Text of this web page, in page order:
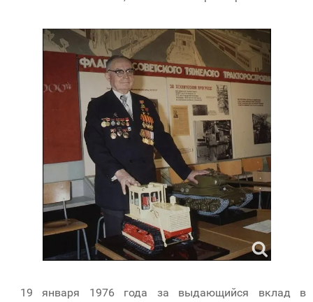
19 января 1976 года за выдающийся вклад в